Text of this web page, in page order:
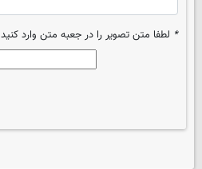
* لطفا متن تصویر را در جعبه متن وارد کنید